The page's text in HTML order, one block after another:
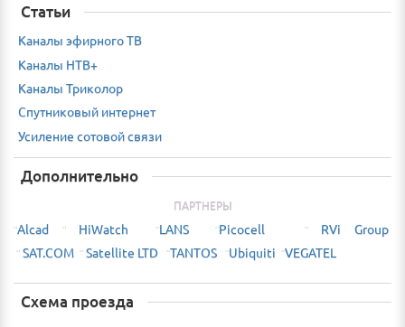
Статьи
Каналы эфирного ТВ
Каналы НТВ+
Каналы Триколор
Спутниковый интернет
Усиление сотовой связи
Дополнительно
ПАРТНЕРЫ
¨Alcad ¨ HiWatch ¨LANS ¨Picocell ¨ RVi Group
¨ SAT.COM ¨ Satellite LTD ¨TANTOS ¨Ubiquiti ¨VEGATEL
Схема проезда